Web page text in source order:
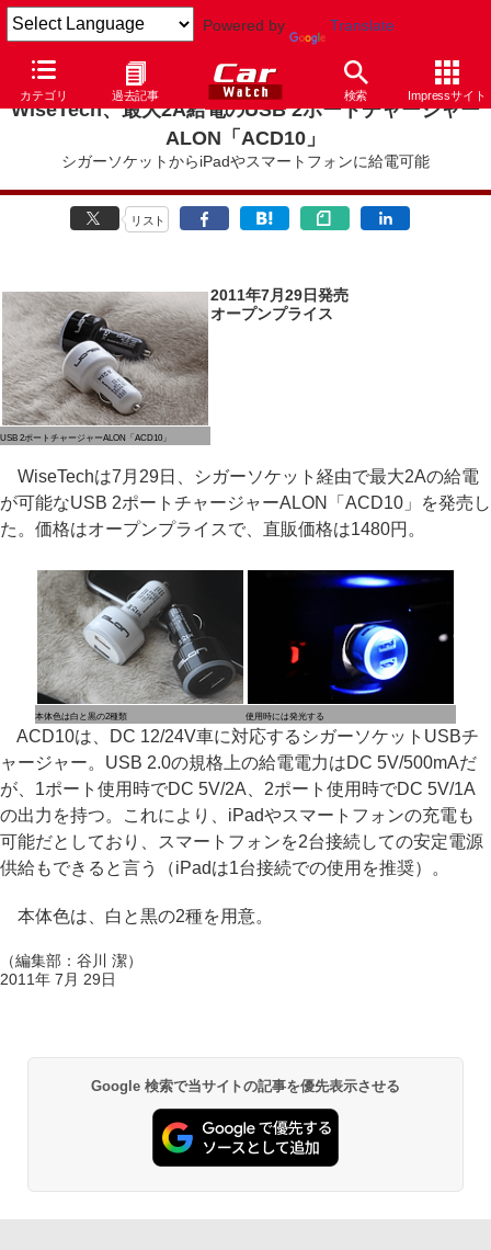
Powered by Translate
カテゴリ 過去記事 検索 Impressサイト
WiseTech、最大2A給電のUSB 2ポートチャージャー
ALON「ACD10」
シガーソケットからiPadやスマートフォンに給電可能
リスト
USB 2ポートチャージャーALON「ACD10」
2011年7月29日発売
オープンプライス
WiseTechは7月29日、シガーソケット経由で最大2Aの給電
が可能なUSB 2ポートチャージャーALON「ACD10」を発売し
た。価格はオープンプライスで、直販価格は1480円。
本体色は白と黒の2種類 使用時には発光する
ACD10は、DC 12/24V車に対応するシガーソケットUSBチ
ャージャー。USB 2.0の規格上の給電電力はDC 5V/500mAだ
が、1ポート使用時でDC 5V/2A、2ポート使用時でDC 5V/1A
の出力を持つ。これにより、iPadやスマートフォンの充電も
可能だとしており、スマートフォンを2台接続しての安定電源
供給もできると言う（iPadは1台接続での使用を推奨）。
本体色は、白と黒の2種を用意。
（編集部：谷川 潔）
2011年 7月 29日
Google 検索で当サイトの記事を優先表示させる